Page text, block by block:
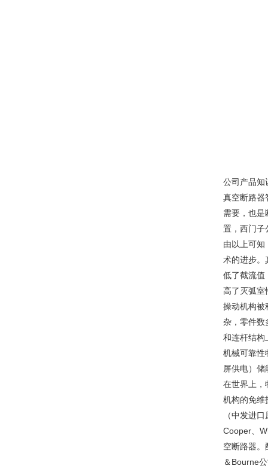
公司产品知
真空断路器
需要，也是
置，西门子
由以上可知
术的进步。
低了截流值
高了灭弧室
操动机构被
杂，零件数
和连杆结构
机械可靠性
屏供电）
在世界上，
机构的免维
（中发进
Cooper、
空断路器。
＆Bourne